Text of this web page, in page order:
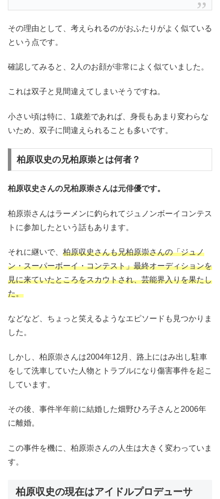
その理由として、考えられるのがおふたりがよく似ている
という点です。
確認してみると、2人のお顔が非常によく似ていました。
これは双子と見間違えてしまいそうですね。
小さい頃は特に、1歳差であれば、身長もあまり変わらな
いため、双子に間違えられることも多いです。
柏原収史の兄柏原崇とは何者？
柏原収史さんの兄柏原崇さんは元俳優です。
柏原崇さんはラーメンに釣られてジュノンボーイコンテス
トに参加したという話もあります。
それに継いで、 柏原収史さんも兄柏原崇さんの「ジュノ
ン・スーパーボーイ・コンテスト」最終オーディションを
見に来ていたところをスカウトされ、芸能界入りを果たし
た。
などなど、ちょっと笑えるようなエピソードも見つかりま
した。
しかし、柏原崇さんは2004年12月、路上にはみ出し駐車
をして洗車していた人物とトラブルになり傷害事件を起こ
しています。
その後、事件半年前に結婚した畑野ひろ子さんと2006年
に離婚。
この事件を機に、柏原崇さんの人生は大きく変わっていま
す。
柏原収史の現在はアイドルプロデューサ